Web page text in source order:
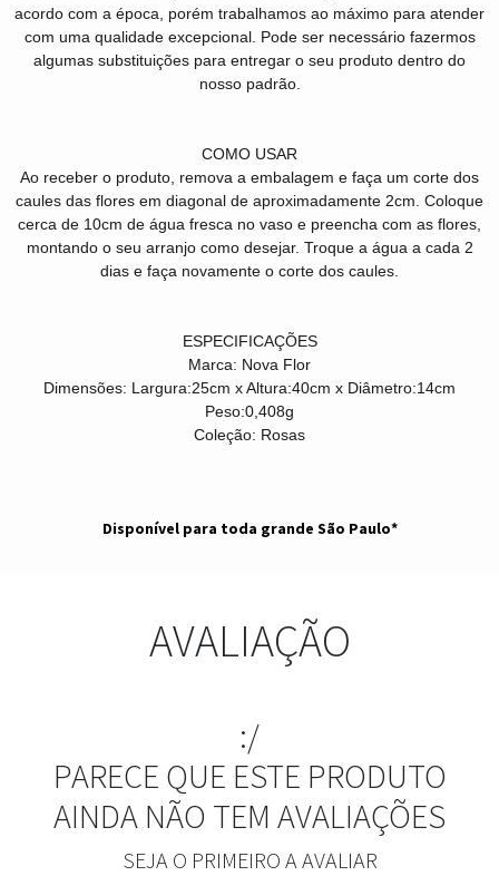
acordo com a época, porém trabalhamos ao máximo para atender
com uma qualidade excepcional. Pode ser necessário fazermos
algumas substituições para entregar o seu produto dentro do
nosso padrão.
COMO USAR
Ao receber o produto, remova a embalagem e faça um corte dos
caules das flores em diagonal de aproximadamente 2cm. Coloque
cerca de 10cm de água fresca no vaso e preencha com as flores,
montando o seu arranjo como desejar. Troque a água a cada 2
dias e faça novamente o corte dos caules.
ESPECIFICAÇÕES
Marca: Nova Flor
Dimensões: Largura:25cm x Altura:40cm x Diâmetro:14cm
Peso:0,408g
Coleção: Rosas
Disponível para toda grande São Paulo*
AVALIAÇÃO
:/
PARECE QUE ESTE PRODUTO
AINDA NÃO TEM AVALIAÇÕES
SEJA O PRIMEIRO A AVALIAR